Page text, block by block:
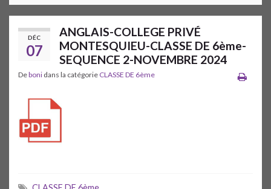
DÉC
07
ANGLAIS-COLLEGE PRIVÉ
MONTESQUIEU-CLASSE DE 6ème-
SEQUENCE 2-NOVEMBRE 2024
Deboni dans la catégorie CLASSE DE 6ème